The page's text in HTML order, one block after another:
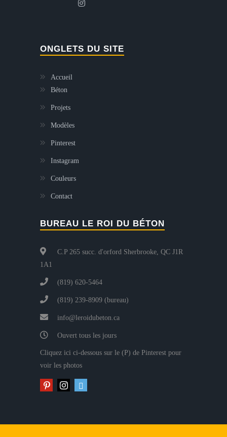
ONGLETS DU SITE
Accueil
Béton
Projets
Modèles
Pinterest
Instagram
Couleurs
Contact
BUREAU LE ROI DU BÉTON
C.P 265 succ. d'orford Sherbrooke, QC J1R
1A1
(819) 620-5464
(819) 239-8909 (bureau)
info@leroidubeton.ca
Ouvert tous les jours
Cliquez ici ci-dessous sur le (P) de Pinterest pour
voir les photos